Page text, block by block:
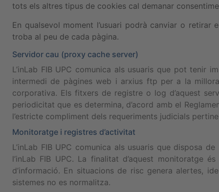
tots els altres tipus de cookies cal demanar
En qualsevol moment l’usuari podrà canviar o
troba al peu de cada pàgina.
Servidor cau (proxy cache server)
L’inLab FIB UPC comunica als usuaris que pot tenir
intermedi de pàgines web i arxius ftp per a la
corporativa. Els fitxers de registre o log d’aquest
periodicitat que es determina, d’acord amb el
l’estricte compliment dels requeriments judicials
Monitoratge i registres d’activitat
L’inLab FIB UPC comunica als usuaris que disposa
l’inLab FIB UPC. La finalitat d’aquest monitoratge
d’informació. En situacions de risc genera alertes,
sistemes no es normalitza.